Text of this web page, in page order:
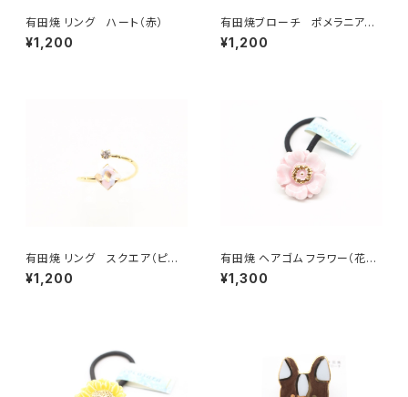
有田焼 リング ハート（赤）
¥1,200
有田焼ブローチ ポメラニアン
（ベージュ×ゴールド）
¥1,200
有田焼 リング スクエア（ピン
ク）
¥1,200
有田焼 ヘアゴム フラワー（花芯
金彩） ピンク
¥1,300